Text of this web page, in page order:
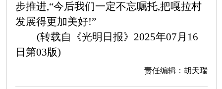
步推进,“今后我们一定不忘嘱托,把嘎拉村
发展得更加美好!”
(转载自《光明日报》 2025年07月16
日第03版)
责任编辑：胡天瑞